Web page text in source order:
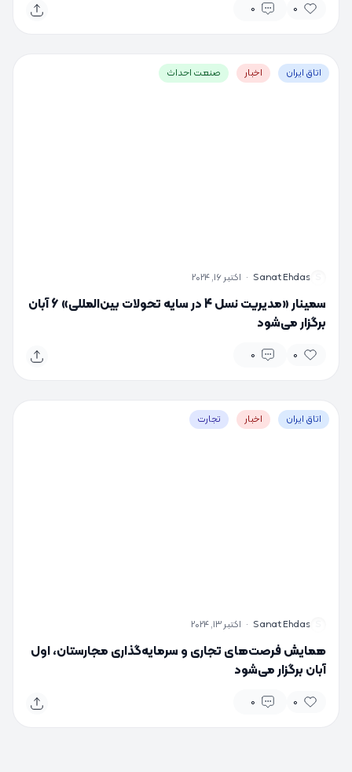
0
0
اتاق ایران اخبار صنعت احداث
Sanat Ehdas
· اکتبر 16, 2024
سمینار «مدیریت نسل 4 در سایه تحولات بین‌المللی» 6 آبان
برگزار می‌شود
0
0
اتاق ایران اخبار تجارت
Sanat Ehdas
· اکتبر 13, 2024
همایش فرصت‌های تجاری و سرمایه‌گذاری مجارستان، اول
آبان برگزار می‌شود
0
0